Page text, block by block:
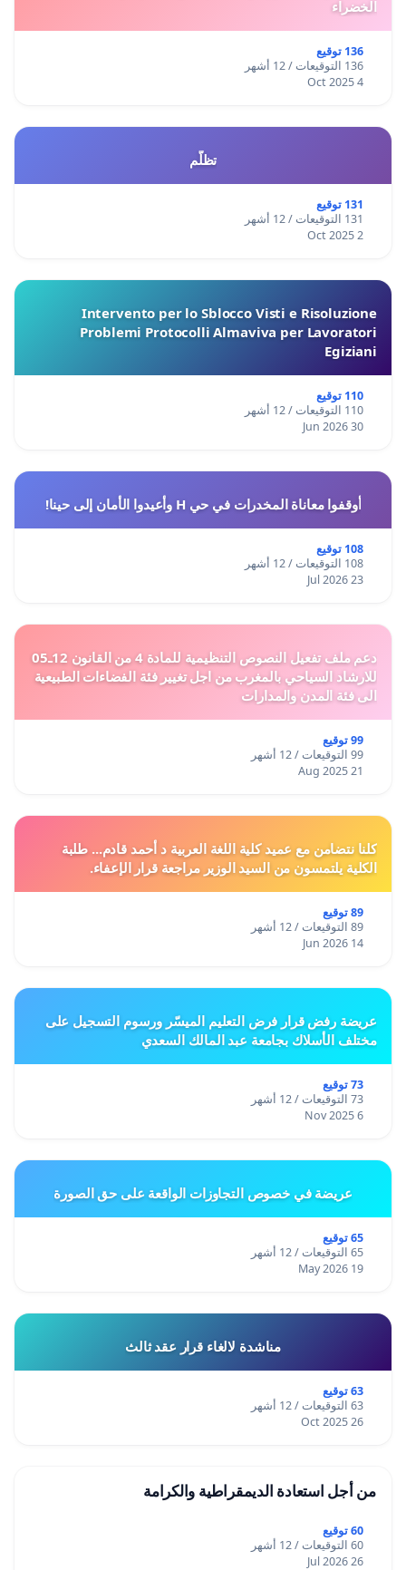
الخضراء
136 توقيع
136 التوقيعات / 12 أشهر
4 Oct 2025
تظلّم
131 توقيع
131 التوقيعات / 12 أشهر
2 Oct 2025
Intervento per lo Sblocco Visti e Risoluzione
Problemi Protocolli Almaviva per Lavoratori
Egiziani
110 توقيع
110 التوقيعات / 12 أشهر
30 Jun 2026
أوقفوا معاناة المخدرات في حي H وأعيدوا الأمان إلى حينا!
108 توقيع
108 التوقيعات / 12 أشهر
23 Jul 2026
دعم ملف تفعيل النصوص التنظيمية للمادة 4 من القانون 12ـ05
للارشاد السياحي بالمغرب من اجل تغيير فئة الفضاءات الطبيعية
الى فئة المدن والمدارات
99 توقيع
99 التوقيعات / 12 أشهر
21 Aug 2025
كلنا نتضامن مع عميد كلية اللغة العربية د أحمد قادم... طلبة
الكلية يلتمسون من السيد الوزير مراجعة قرار الإعفاء.
89 توقيع
89 التوقيعات / 12 أشهر
14 Jun 2026
عريضة رفض قرار فرض التعليم الميسّر ورسوم التسجيل على
مختلف الأسلاك بجامعة عبد المالك السعدي
73 توقيع
73 التوقيعات / 12 أشهر
6 Nov 2025
عريضة في خصوص التجاوزات الواقعة على حق الصورة
65 توقيع
65 التوقيعات / 12 أشهر
19 May 2026
مناشدة لالغاء قرار عقد ثالث
63 توقيع
63 التوقيعات / 12 أشهر
26 Oct 2025
من أجل استعادة الديمقراطية والكرامة
60 توقيع
60 التوقيعات / 12 أشهر
26 Jul 2026